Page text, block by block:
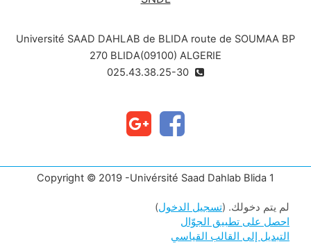
Université SAAD DAHLAB de BLIDA route de SOUMAA BP
270 BLIDA(09100) ALGERIE
Copyright © 2019 -Univérsité Saad Dahlab Blida 1
لم يتم دخولك. (تسجيل الدخول)
احصل على تطبيق الجوّال
التبديل إلى القالب القياسي